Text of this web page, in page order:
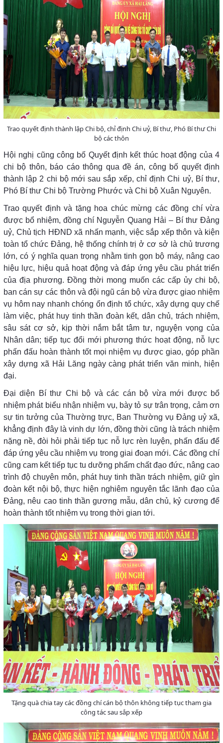
Trao quyết định thành lập Chi bộ, chỉ định Chi uỷ, Bí thư, Phó Bí thư Chi
bộ các thôn
Hội nghị cũng công bố Quyết định kết thúc hoạt động của 4
chi bộ thôn, báo cáo thông qua đề án, công bố quyết định
thành lập 2 chi bộ mới sau sắp xếp, chỉ định Chi uỷ, Bí thư,
Phó Bí thư Chi bộ Trường Phước và Chi bộ Xuân Nguyên.
Trao quyết định và tặng hoa chúc mừng các đồng chí vừa
được bổ nhiệm, đồng chí Nguyễn Quang Hải – Bí thư Đảng
uỷ, Chủ tịch HĐND xã nhấn mạnh, việc sắp xếp thôn và kiện
toàn tổ chức Đảng, hệ thống chính trị ở cơ sở là chủ trương
lớn, có ý nghĩa quan trọng nhằm tinh gọn bộ máy, nâng cao
hiệu lực, hiệu quả hoạt động và đáp ứng yêu cầu phát triển
của địa phương. Đồng thời mong muốn các cấp ủy chi bộ,
ban cán sự các thôn và đội ngũ cán bộ vừa được giao nhiệm
vụ hôm nay nhanh chóng ổn định tổ chức, xây dựng quy chế
làm việc, phát huy tinh thần đoàn kết, dân chủ, trách nhiệm,
sâu sát cơ sở, kịp thời nắm bắt tâm tư, nguyện vọng của
Nhân dân; tiếp tục đổi mới phương thức hoạt động, nỗ lực
phấn đấu hoàn thành tốt mọi nhiệm vụ được giao, góp phần
xây dựng xã Hải Lăng ngày càng phát triển văn minh, hiện
đại.
Đại diện Bí thư Chi bộ và các cán bộ vừa mới được bổ
nhiệm phát biểu nhận nhiệm vụ, bày tỏ sự trân trọng, cảm ơn
sự tin tưởng của Thường trực, Ban Thường vụ Đảng uỷ xã,
khẳng định đây là vinh dự lớn, đồng thời cũng là trách nhiệm
nặng nề, đòi hỏi phải tiếp tục nỗ lực rèn luyện, phấn đấu để
đáp ứng yêu cầu nhiệm vụ trong giai đoạn mới. Các đồng chí
cũng cam kết tiếp tục tu dưỡng phẩm chất đạo đức, nâng cao
trình độ chuyên môn, phát huy tinh thần trách nhiệm, giữ gìn
đoàn kết nội bộ, thực hiện nghiêm nguyên tắc lãnh đạo của
Đảng, nêu cao tinh thần gương mẫu, dân chủ, kỷ cương để
hoàn thành tốt nhiệm vụ trong thời gian tới.
Tặng quà chia tay các đồng chí cán bộ thôn không tiếp tục tham gia
công tác sau sắp xếp